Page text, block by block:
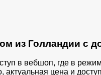
из Голландии с
в вебшоп, где в
цена и